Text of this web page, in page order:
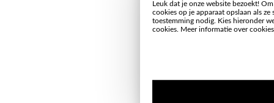
Leuk dat je onze website bezoekt!
cookies op je apparaat opslaan als
toestemming nodig. Kies hieronder
cookies. Meer informatie over